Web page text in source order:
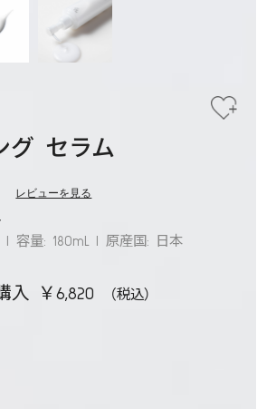
グ セラム
レビューを見る
容量: 180mL 原産国: 日本
入 ￥6,820